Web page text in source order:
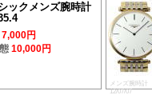
ックメンズ腕時計
7,000円
10,000円
メンズ腕時
12/07/07